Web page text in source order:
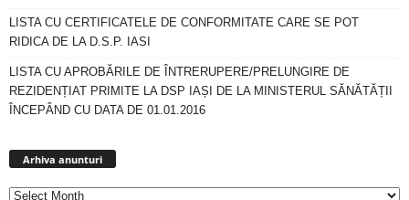
LISTA CU CERTIFICATELE DE CONFORMITATE CARE SE POT
RIDICA DE LA D.S.P. IASI
LISTA CU APROBĂRILE DE ÎNTRERUPERE/PRELUNGIRE DE
REZIDENȚIAT PRIMITE LA DSP IAȘI DE LA MINISTERUL SĂNĂTĂȚII
ÎNCEPÂND CU DATA DE 01.01.2016
Arhiva anunturi